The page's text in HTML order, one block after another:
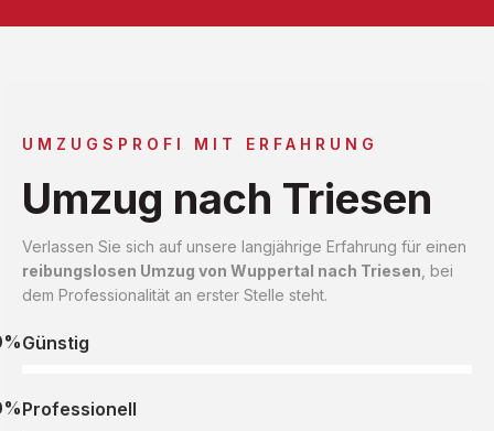
UMZUGSPROFI MIT ERFAHRUNG
Umzug nach Triesen
Verlassen Sie sich auf unsere langjährige Erfahrung für einen
reibungslosen Umzug von Wuppertal nach Triesen , bei
dem Professionalität an erster Stelle steht.
Günstig
Professionell